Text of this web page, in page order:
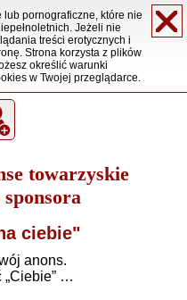
pornograficzne, które nie
Jeżeli nie
treści erotycznych i
Strona korzysta z plików
określić warunki
w Twojej przeglądarce.
towarzyskie
sponsora
ciebie"
anons.
„Ciebie” …